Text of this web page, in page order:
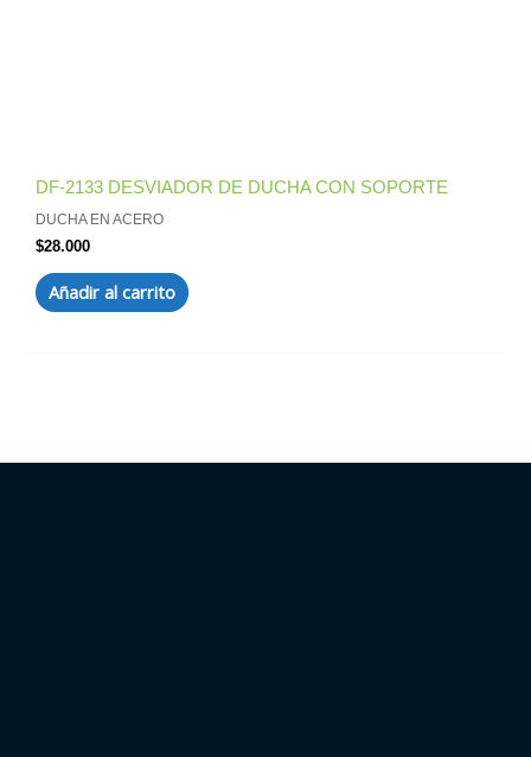
DF-2133 DESVIADOR DE DUCHA CON SOPORTE
DUCHA EN ACERO
$28.000
Añadir al carrito